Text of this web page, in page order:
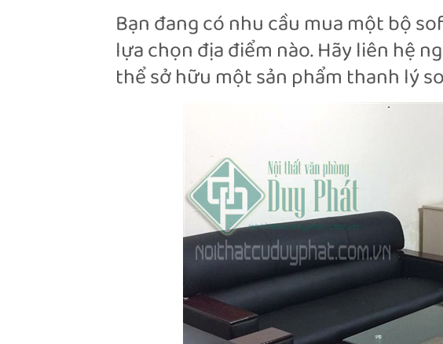
Bạn đang có nhu cầu mua một bộ
lựa chọn địa điểm nào. Hãy liên hệ
thể sở hữu một sản phẩm thanh lý